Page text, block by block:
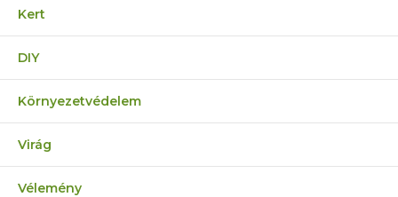
Kert
DIY
Környezetvédelem
Virág
Vélemény